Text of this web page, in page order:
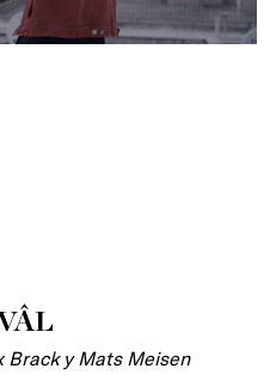
Brack y Mats Meisen